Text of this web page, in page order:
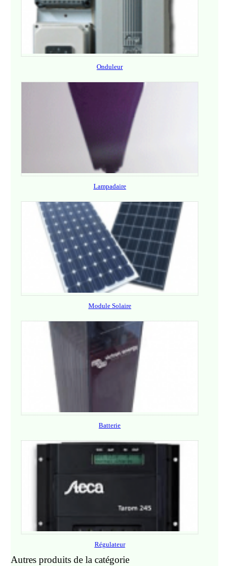
Onduleur
Lampadaire
Module Solaire
Batterie
Régulateur
Autres produits de la catégorie